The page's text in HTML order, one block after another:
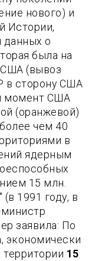
нового) и
Истории,
данных о
была на
(вывоз
в сторону США
момент США
(оранжевой)
чем 40
в
ядерным
15 млн.
1991 году, в
заявила: По
экономически
15